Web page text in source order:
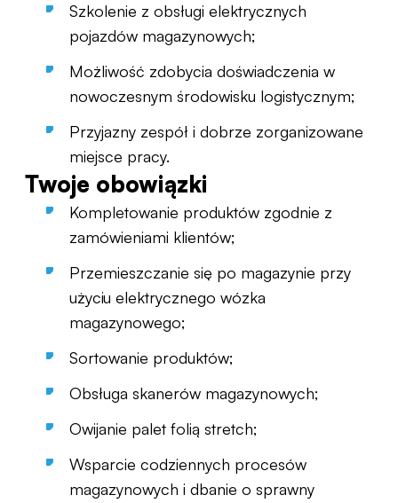
Szkolenie z obsługi elektrycznych
pojazdów magazynowych;
Możliwość zdobycia doświadczenia w
nowoczesnym środowisku logistycznym;
Przyjazny zespół i dobrze zorganizowane
miejsce pracy.
Twoje obowiązki
Kompletowanie produktów zgodnie z
zamówieniami klientów;
Przemieszczanie się po magazynie przy
użyciu elektrycznego wózka
magazynowego;
Sortowanie produktów;
Obsługa skanerów magazynowych;
Owijanie palet folią stretch;
Wsparcie codziennych procesów
magazynowych i dbanie o sprawny